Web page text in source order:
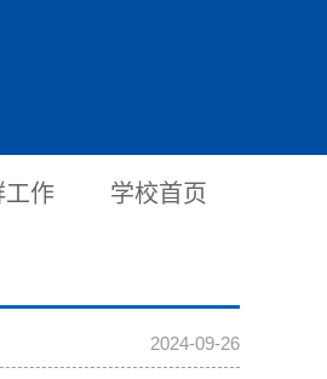
工作 学校首页
2024-09-26